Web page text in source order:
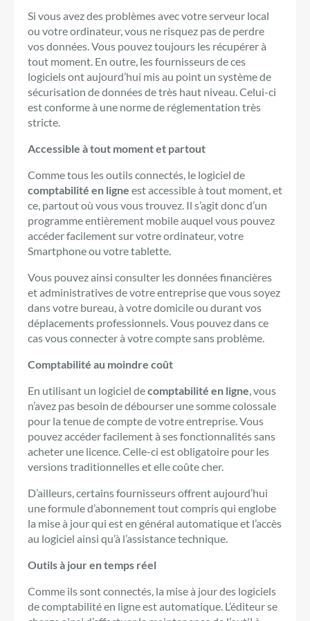
Si vous avez des problèmes avec votre serveur local
ou votre ordinateur, vous ne risquez pas de perdre
vos données. Vous pouvez toujours les récupérer à
tout moment. En outre, les fournisseurs de ces
logiciels ont aujourd’hui mis au point un système de
sécurisation de données de très haut niveau. Celui-ci
est conforme à une norme de réglementation très
stricte.
Accessible à tout moment et partout
Comme tous les outils connectés, le logiciel de
comptabilité en ligne est accessible à tout moment, et
ce, partout où vous vous trouvez. Il s’agit donc d’un
programme entièrement mobile auquel vous pouvez
accéder facilement sur votre ordinateur, votre
Smartphone ou votre tablette.
Vous pouvez ainsi consulter les données financières
et administratives de votre entreprise que vous soyez
dans votre bureau, à votre domicile ou durant vos
déplacements professionnels. Vous pouvez dans ce
cas vous connecter à votre compte sans problème.
Comptabilité au moindre coût
En utilisant un logiciel decomptabilité en ligne , vous
n’avez pas besoin de débourser une somme colossale
pour la tenue de compte de votre entreprise. Vous
pouvez accéder facilement à ses fonctionnalités sans
acheter une licence. Celle-ci est obligatoire pour les
versions traditionnelles et elle coûte cher.
D’ailleurs, certains fournisseurs offrent aujourd’hui
une formule d’abonnement tout compris qui englobe
la mise à jour qui est en général automatique et l’accès
au logiciel ainsi qu’à l’assistance technique.
Outils à jour en temps réel
Comme ils sont connectés, la mise à jour des logiciels
de comptabilité en ligne est automatique. L’éditeur se